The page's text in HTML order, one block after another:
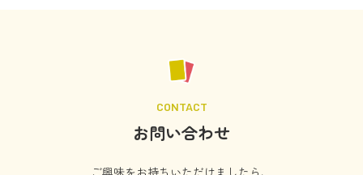
CONTACT
お問い合わせ